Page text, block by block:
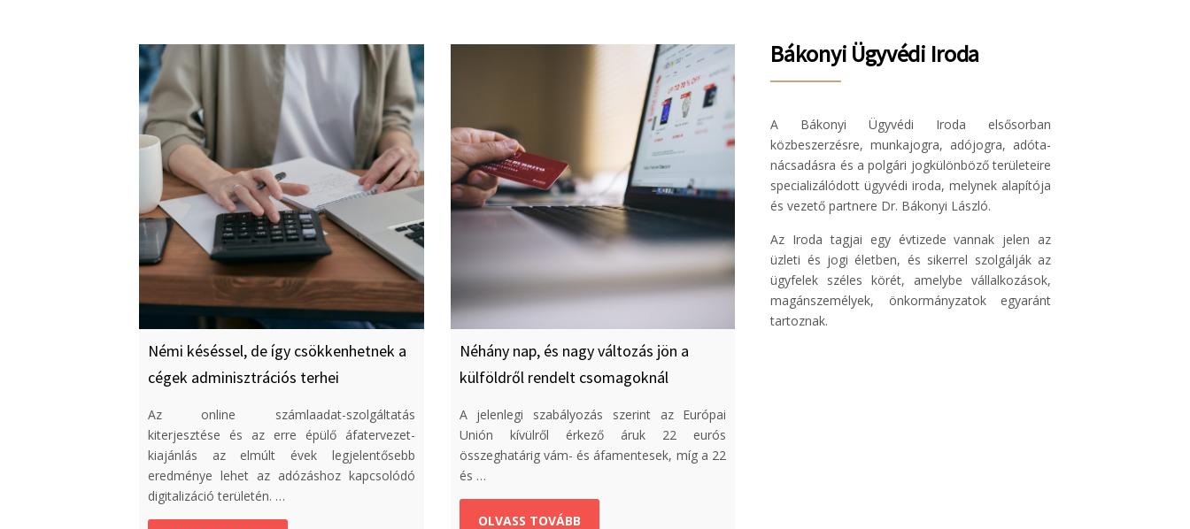
Némi késéssel, de így csökkenhetnek a
cégek adminisztrációs terhei
Az online számlaadat-szolgáltatás
kiterjesztése és az erre épülő áfatervezet-
kiajánlás az elmúlt évek legjelentősebb
eredménye lehet az adózáshoz kapcsolódó
digitalizáció területén. …
Néhány nap, és nagy változás jön a
külföldről rendelt csomagoknál
A jelenlegi szabályozás szerint az Európai
Unión kívülről érkező áruk 22 eurós
összeghatárig vám- és áfamentesek, míg a 22
és …
OLVASS TOVÁBB
Bákonyi Ügyvédi Iroda
A Bákonyi Ügyvédi Iroda elsősorban
közbeszerzésre, munkajogra, adójogra, adóta­
nácsadásra és a polgári jogkülönböző területeire
specializálódott ügyvédi iroda, melynek alapítója
és vezető partnere Dr. Bákonyi László.
Az Iroda tagjai egy évtizede vannak jelen az
üzleti és jogi életben, és sikerrel szolgálják az
ügyfelek széles körét, amelybe vállalkozások,
magánszemélyek, önkormányzatok egyaránt
tartoznak.